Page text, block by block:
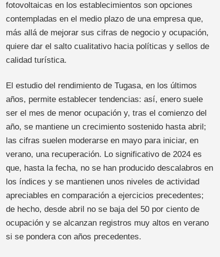
fotovoltaicas en los establecimientos son opciones
contempladas en el medio plazo de una empresa que,
más allá de mejorar sus cifras de negocio y ocupación,
quiere dar el salto cualitativo hacia políticas y sellos de
calidad turística.
El estudio del rendimiento de Tugasa, en los últimos
años, permite establecer tendencias: así, enero suele
ser el mes de menor ocupación y, tras el comienzo del
año, se mantiene un crecimiento sostenido hasta abril;
las cifras suelen moderarse en mayo para iniciar, en
verano, una recuperación. Lo significativo de 2024 es
que, hasta la fecha, no se han producido descalabros en
los índices y se mantienen unos niveles de actividad
apreciables en comparación a ejercicios precedentes;
de hecho, desde abril no se baja del 50 por ciento de
ocupación y se alcanzan registros muy altos en verano
si se pondera con años precedentes.